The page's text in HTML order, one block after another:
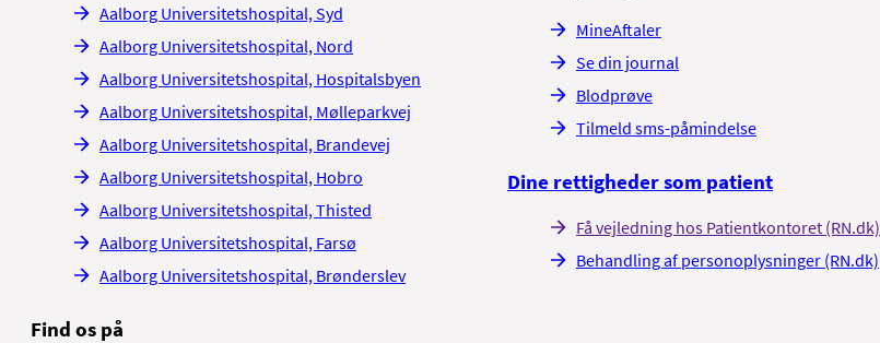
Aalborg Universitetshospital, Syd
Aalborg Universitetshospital, Nord
Aalborg Universitetshospital, Hospitalsbyen
Aalborg Universitetshospital, Mølleparkvej
Aalborg Universitetshospital, Brandevej
Aalborg Universitetshospital, Hobro
Aalborg Universitetshospital, Thisted
Aalborg Universitetshospital, Farsø
Aalborg Universitetshospital, Brønderslev
Find os på
MineAftaler
Se din journal
Blodprøve
Tilmeld sms-påmindelse
Dine rettigheder som patient
Få vejledning hos Patientkontoret (RN.dk)
Behandling af personoplysninger (RN.dk)